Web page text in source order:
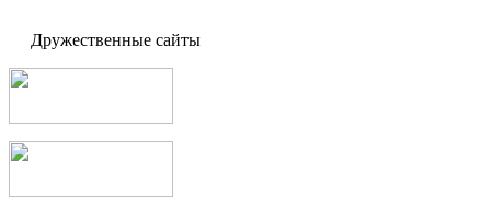
Дружественные сайты